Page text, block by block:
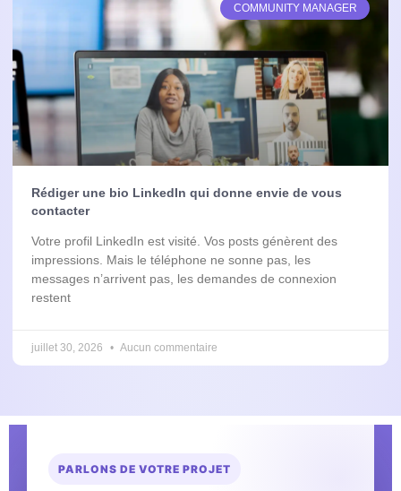
COMMUNITY MANAGER
Rédiger une bio LinkedIn qui donne envie de vous
contacter
Votre profil LinkedIn est visité. Vos posts génèrent des
impressions. Mais le téléphone ne sonne pas, les
messages n’arrivent pas, les demandes de connexion
restent
juillet 30, 2026 Aucun commentaire
PARLONS DE VOTRE PROJET